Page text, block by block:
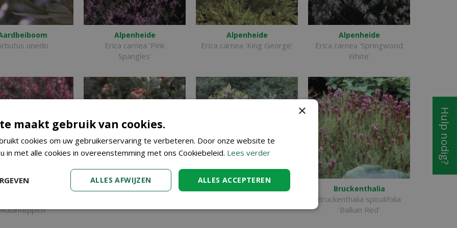
unedo
Alpenheide
Erica carnea 'Pink
Spangles'
Alpenheide
Erica carnea 'King George'
Alpenheide
Erica carnea 'Springwood
White'
Bruckenthalia
Bruckenthalia spiculifolia
'Balkan Red'
Hulp nodig?
×
maakt gebruik van cookies.
cookies om uw gebruikerservaring te verbeteren. Door onze website te
in met alle cookies in overeenstemming met ons Cookiebeleid. Lees verder
ALLES ACCEPTEREN
ALLES AFWIJZEN